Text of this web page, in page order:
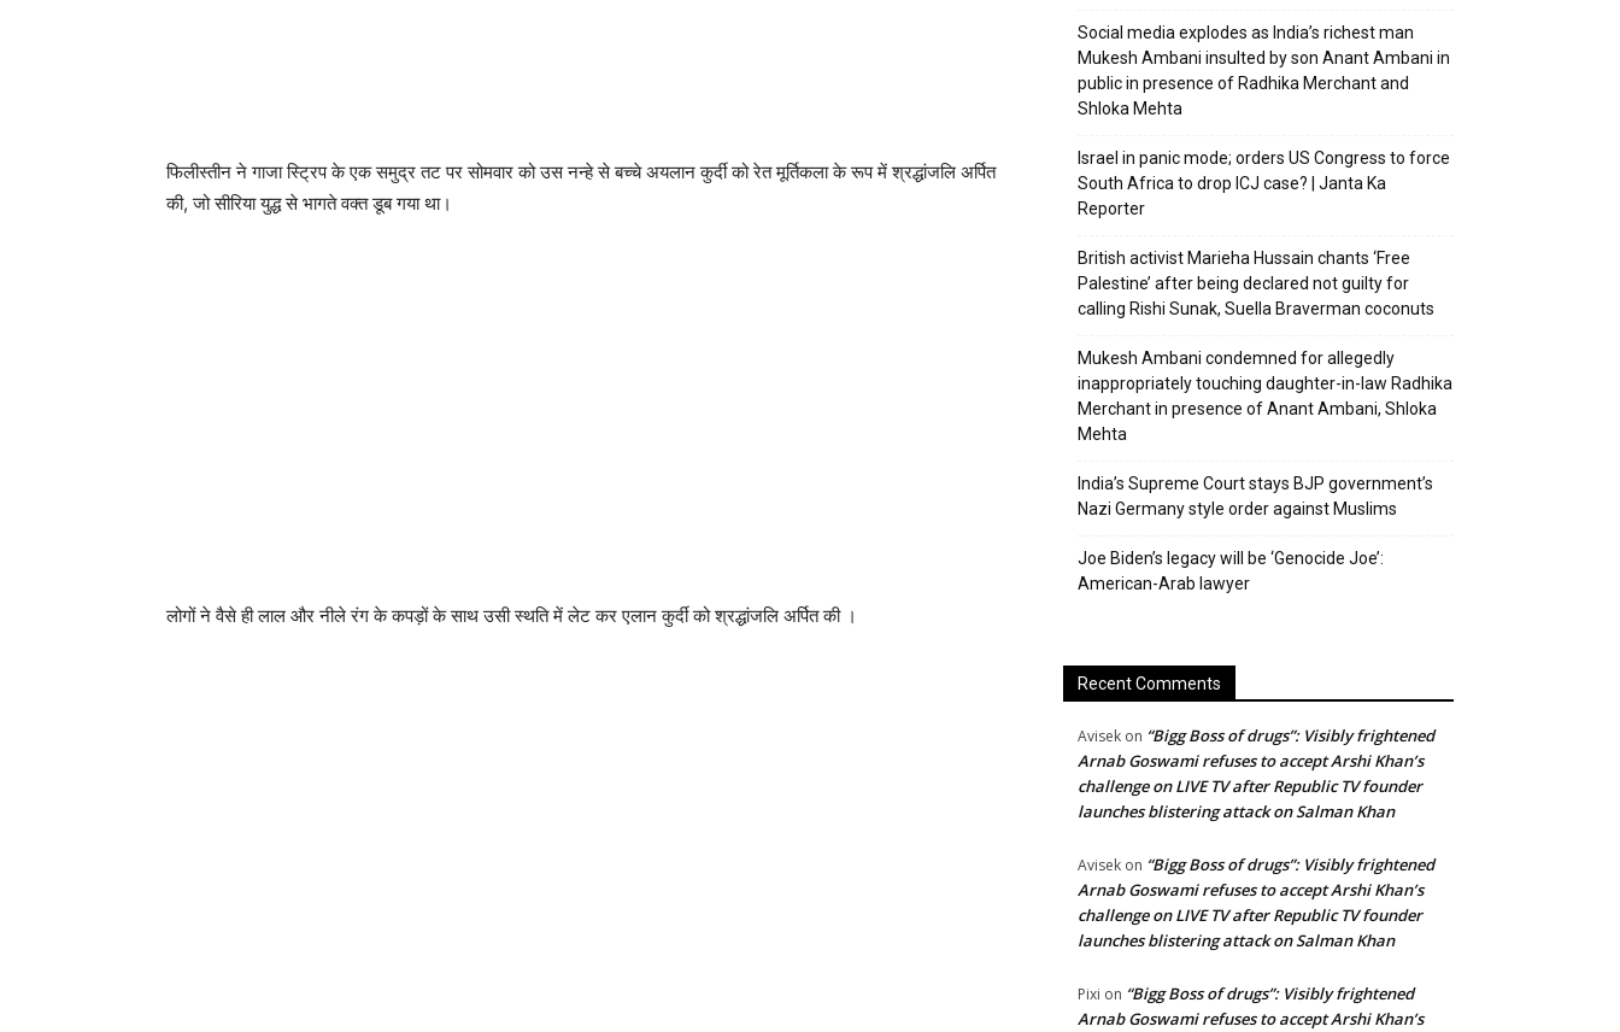
फिलीस्तीन ने गाजा स्ट्रिप के एक समुद्र तट पर सोमवार को उस नन्हे से बच्चे अयलान कुर्दी को रेत मूर्तिकला के रूप में श्रद्धांजलि अर्पित
की, जो सीरिया युद्ध से भागते वक्त डूब गया था।
लोगों ने वैसे ही लाल और नीले रंग के कपड़ों के साथ उसी स्थति में लेट कर एलान कुर्दी को श्रद्धांजलि अर्पित की ।
Social media explodes as India’s richest man
Mukesh Ambani insulted by son Anant Ambani in
public in presence of Radhika Merchant and
Shloka Mehta
Israel in panic mode; orders US Congress to force
South Africa to drop ICJ case? | Janta Ka
Reporter
British activist Marieha Hussain chants ‘Free
Palestine’ after being declared not guilty for
calling Rishi Sunak, Suella Braverman coconuts
Mukesh Ambani condemned for allegedly
inappropriately touching daughter-in-law Radhika
Merchant in presence of Anant Ambani, Shloka
Mehta
India’s Supreme Court stays BJP government’s
Nazi Germany style order against Muslims
Joe Biden’s legacy will be ‘Genocide Joe’:
American-Arab lawyer
Recent Comments
Avisek on “Bigg Boss of drugs”: Visibly frightened
Arnab Goswami refuses to accept Arshi Khan’s
challenge on LIVE TV after Republic TV founder
launches blistering attack on Salman Khan
Avisek on “Bigg Boss of drugs”: Visibly frightened
Arnab Goswami refuses to accept Arshi Khan’s
challenge on LIVE TV after Republic TV founder
launches blistering attack on Salman Khan
Pixi on “Bigg Boss of drugs”: Visibly frightened
Arnab Goswami refuses to accept Arshi Khan’s